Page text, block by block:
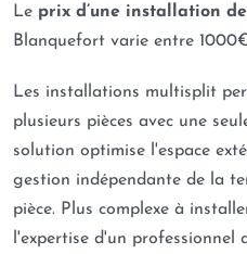
Le prix d’une installation
Blanquefort varie entre
Les installations multisplit
plusieurs pièces avec une
solution optimise l'espace
gestion indépendante de la
pièce. Plus complexe à
l'expertise d'un